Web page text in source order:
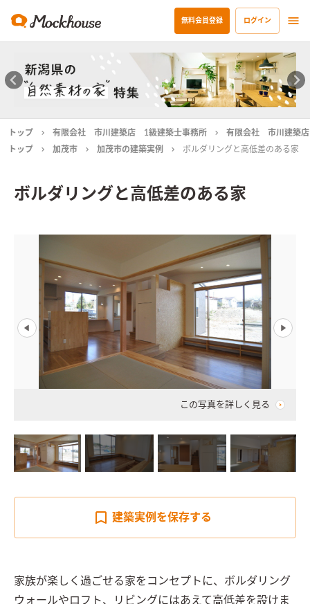
無料会員登録 ログイン
トップ 有限会社 市川建築店 1級建築士事務所
有限会社 市川建築
トップ
加茂市 加茂市の建築実例 ボルダリングと高低差のある家
ボルダリングと高低差のある家
この写真を詳しく見る
建築実例を保存する
家族が楽しく過ごせる家をコンセプトに、ボルダリング
ウォールやロフト、リビングにはあえて高低差を設けま